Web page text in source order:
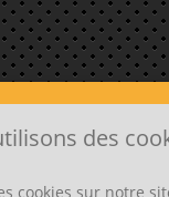
des
cookies sur notre